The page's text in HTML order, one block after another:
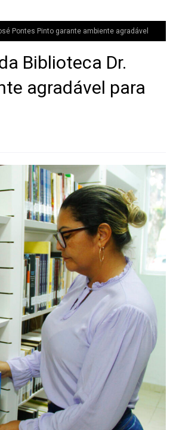
Pontes Pinto garante ambiente agradável
Biblioteca Dr.
agradável para